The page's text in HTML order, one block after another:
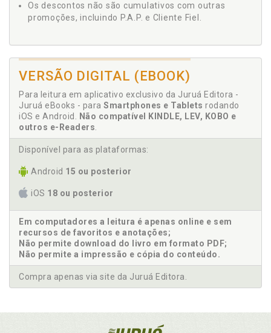
Os descontos não são cumulativos com outras
promoções, incluindo P.A.P. e Cliente Fiel.
VERSÃO DIGITAL (EBOOK)
Para leitura em aplicativo exclusivo da Juruá Editora -
Juruá eBooks - para Smartphones e Tablets rodando
iOS e Android.
Não compatível KINDLE, LEV, KOBO e
outros e-Readers
Disponível para as plataformas:
Android 15 ou posterior
iOS 18 ou posterior
Em computadores a leitura é apenas online e sem
recursos de favoritos e anotações;
Não permite download do livro em formato PDF;
Não permite a impressão e cópia do conteúdo.
Compra apenas via site da Juruá Editora.